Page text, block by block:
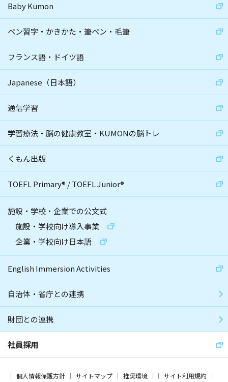
Baby Kumon
ペン習字・かきかた・筆ペン・毛筆
フランス語・ドイツ語
Japanese（日本語）
通信学習
学習療法・脳の健康教室・KUMONの脳トレ
くもん出版
TOEFL Primary® /TOEFL Junior®
施設・学校・企業での公文式
施設・学校向け導入事業
企業・学校向け日本語
English Immersion Activities
自治体・省庁との連携
財団との連携
社員採用
個人情報保護方針 サイトマップ 推奨環境 サイト利用規約